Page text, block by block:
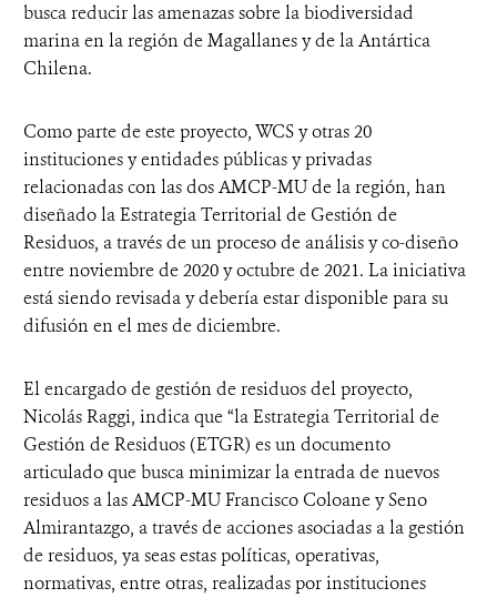
busca reducir las amenazas sobre la biodiversidad
marina en la región de Magallanes y de la Antártica
Chilena.
Como parte de este proyecto, WCS y otras 20
instituciones y entidades públicas y privadas
relacionadas con las dos AMCP-MU de la región, han
diseñado la Estrategia Territorial de Gestión de
Residuos, a través de un proceso de análisis y co-diseño
entre noviembre de 2020 y octubre de 2021. La iniciativa
está siendo revisada y debería estar disponible para su
difusión en el mes de diciembre.
El encargado de gestión de residuos del proyecto,
Nicolás Raggi, indica que “la Estrategia Territorial de
Gestión de Residuos (ETGR) es un documento
articulado que busca minimizar la entrada de nuevos
residuos a las AMCP-MU Francisco Coloane y Seno
Almirantazgo, a través de acciones asociadas a la gestión
de residuos, ya seas estas políticas, operativas,
normativas, entre otras, realizadas por instituciones